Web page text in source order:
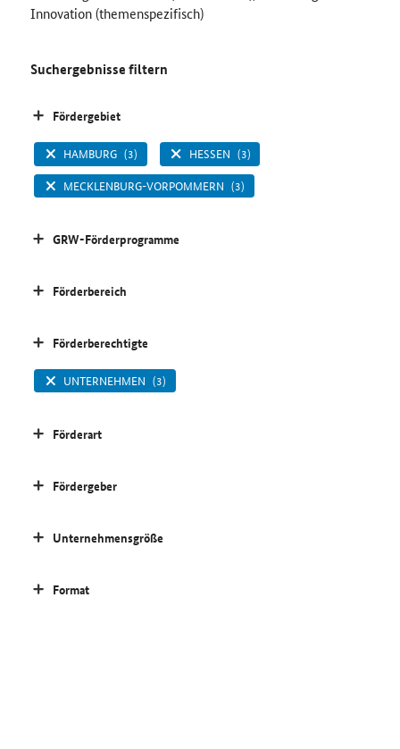
Innovation (themenspezifisch)
Suchergebnisse filtern
Fördergebiet
HAMBURG (3) HESSEN (3)
MECKLENBURG-VORPOMMERN (3)
GRW-Förderprogramme
Förderbereich
Förderberechtigte
UNTERNEHMEN (3)
Förderart
Fördergeber
Unternehmensgröße
Format